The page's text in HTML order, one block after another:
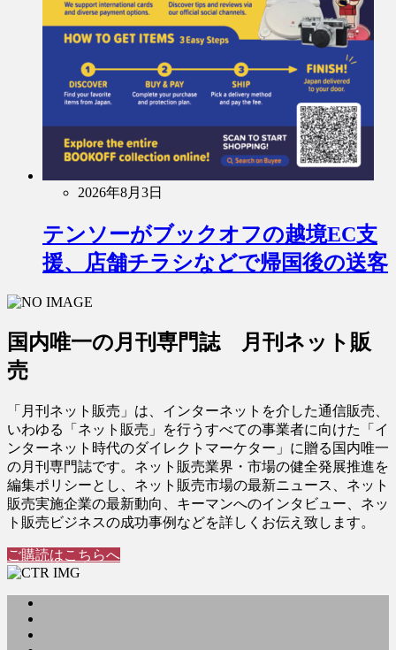
2026年8月3日
テンソーがブックオフの越境EC支
援、店舗チラシなどで帰国後の送客
国内唯一の月刊専門誌 月刊ネット販
売
「月刊ネット販売」は、インターネットを介した通信販売、
いわゆる「ネット販売」を行うすべての事業者に向けた「イ
ンターネット時代のダイレクトマーケター」に贈る国内唯一
の月刊専門誌です。ネット販売業界・市場の健全発展推進を
編集ポリシーとし、ネット販売市場の最新ニュース、ネット
販売実施企業の最新動向、キーマンへのインタビュー、ネッ
ト販売ビジネスの成功事例などを詳しくお伝え致します。
ご購読はこちらへ